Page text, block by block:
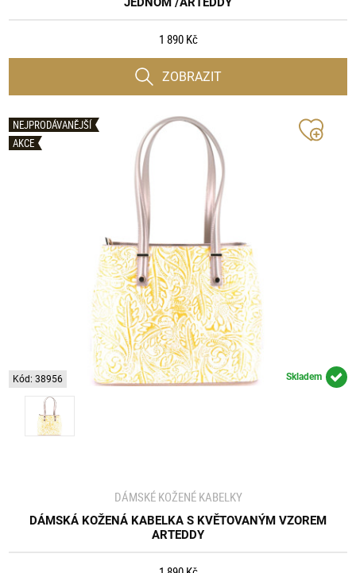
1 890 Kč
ZOBRAZIT
NEJPRODÁVANĚJŠÍ
AKCE
Kód: 38956 Skladem
DÁMSKÉ KOŽENÉ KABELKY
DÁMSKÁ KOŽENÁ KABELKA S KVĚTOVANÝM VZOREM
ARTEDDY